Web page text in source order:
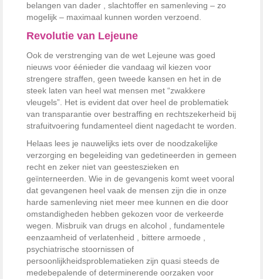
belangen van dader , slachtoffer en samenleving – zo
mogelijk – maximaal kunnen worden verzoend.
Revolutie van Lejeune
Ook de verstrenging van de wet Lejeune was goed
nieuws voor éénieder die vandaag wil kiezen voor
strengere straffen, geen tweede kansen en het in de
steek laten van heel wat mensen met “zwakkere
vleugels”. Het is evident dat over heel de problematiek
van transparantie over bestraffing en rechtszekerheid bij
strafuitvoering fundamenteel dient nagedacht te worden.
Helaas lees je nauwelijks iets over de noodzakelijke
verzorging en begeleiding van gedetineerden in gemeen
recht en zeker niet van geesteszieken en
geïnterneerden. Wie in de gevangenis komt weet vooral
dat gevangenen heel vaak de mensen zijn die in onze
harde samenleving niet meer mee kunnen en die door
omstandigheden hebben gekozen voor de verkeerde
wegen. Misbruik van drugs en alcohol , fundamentele
eenzaamheid of verlatenheid , bittere armoede ,
psychiatrische stoornissen of
persoonlijkheidsproblematieken zijn quasi steeds de
medebepalende of determinerende oorzaken voor